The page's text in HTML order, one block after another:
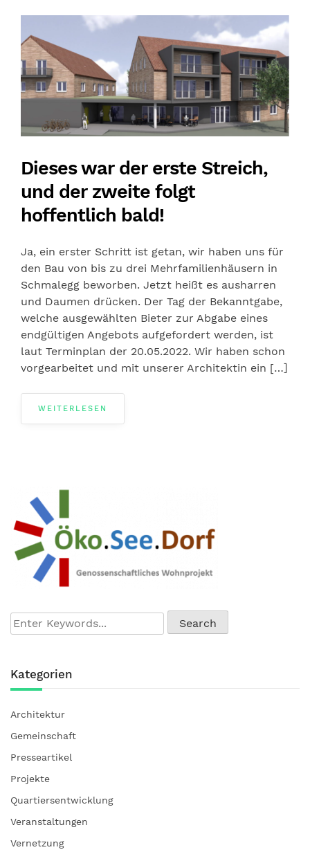
Dieses war der erste Streich,
und der zweite folgt
hoffentlich bald!
Ja, ein erster Schritt ist getan, wir haben uns für
den Bau von bis zu drei Mehrfamilienhäusern in
Schmalegg beworben. Jetzt heißt es ausharren
und Daumen drücken. Der Tag der Bekanntgabe,
welche ausgewählten Bieter zur Abgabe eines
endgültigen Angebots aufgefordert werden, ist
laut Terminplan der 20.05.2022. Wir haben schon
vorgearbeitet und mit unserer Architektin ein […]
WEITERLESEN
Kategorien
Architektur
Gemeinschaft
Presseartikel
Projekte
Quartiersentwicklung
Veranstaltungen
Vernetzung